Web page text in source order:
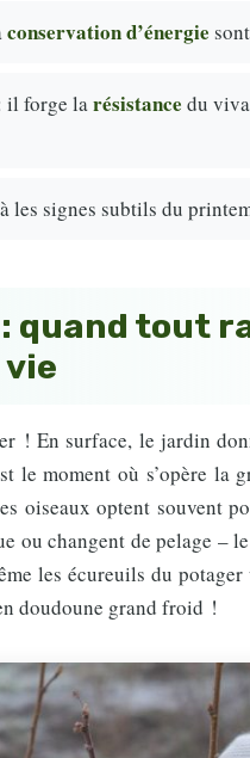
conservation d’énergie
il forge la résistance du
signes subtils du
quand tout
! En surface, le jardin
le moment où s’opère
oiseaux optent souvent
ou changent de pelage –
les écureuils du
doudoune grand froid !